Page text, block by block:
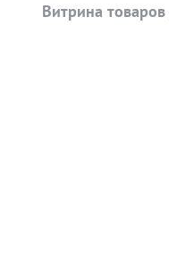
Витрина товаров